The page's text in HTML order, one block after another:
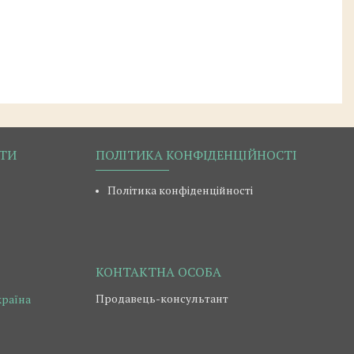
ПОЛІТИКА КОНФІДЕНЦІЙНОСТІ
Політика конфіденційності
Продавець-консультант